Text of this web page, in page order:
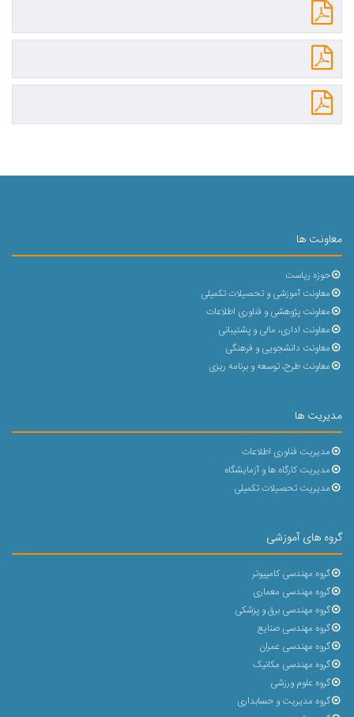
معاونت ها
حوزه ریاست
معاونت آموزشی و تحصیلات تکمیلی
معاونت پژوهشی و فناوری اطلاعات
معاونت اداری، مالی و پشتیبانی
معاونت دانشجویی و فرهنگی
معاونت طرح، توسعه و برنامه ریزی
مدیریت ها
مدیریت فناوری اطلاعات
مدیریت کارگاه ها و آزمایشگاه
مدیریت تحصیلات تکمیلی
گروه های آموزشی
گروه مهندسی کامپیوتر
گروه مهندسی معماری
گروه مهندسی برق و پزشکی
گروه مهندسی صنایع
گروه مهندسی عمران
گروه مهندسی مکانیک
گروه علوم ورزشی
گروه مدیریت و حسابداری